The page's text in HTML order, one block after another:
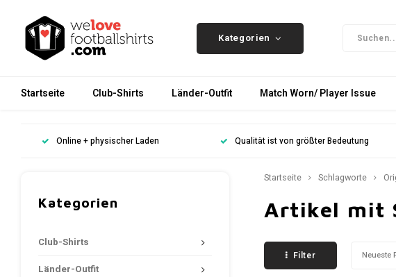
Kategorien
Startseite Club-Shirts Länder-Outfit Match Worn/ Player Issue
Online + physischer Laden Qualität ist von größter Bedeutung
Kategorien
Club-Shirts
Länder-Outfit
Startseite Schlagworte
Artikel mit
Filter Neueste